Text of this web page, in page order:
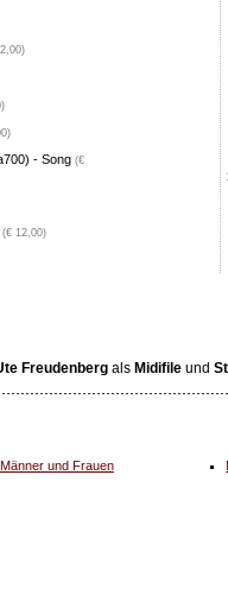
- Song (€
(€ 12,00)
Freudenbergals Midifileund
Männer und Frauen